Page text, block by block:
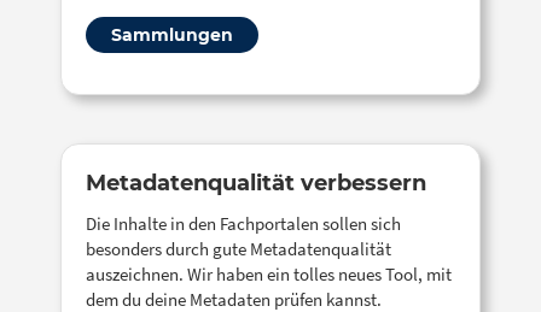
Sammlungen
Metadatenqualität verbessern
Die Inhalte in den Fachportalen sollen sich
besonders durch gute Metadatenqualität
auszeichnen. Wir haben ein tolles neues Tool, mit
dem du deine Metadaten prüfen kannst.